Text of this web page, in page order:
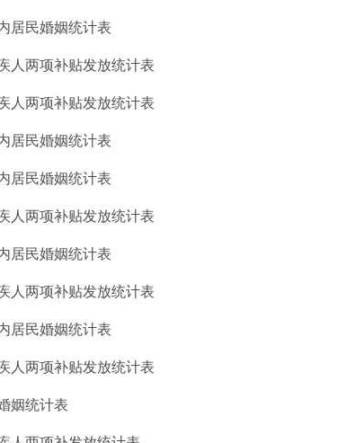
居民婚姻统计表
人两项补贴发放统计表
人两项补贴发放统计表
居民婚姻统计表
居民婚姻统计表
人两项补贴发放统计表
居民婚姻统计表
人两项补贴发放统计表
居民婚姻统计表
人两项补贴发放统计表
姻统计表